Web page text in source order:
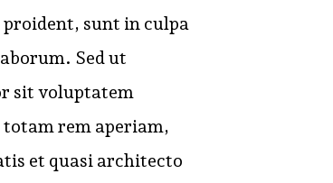
sunt in culpa
Sed ut
sit voluptatem
rem aperiam,
et quasi architecto